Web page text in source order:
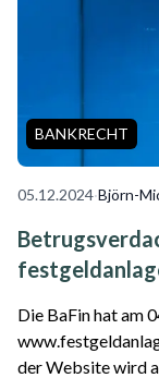
BANKRECHT
05.12.2024·Björn-
Die BaFin hat am
der Website wird